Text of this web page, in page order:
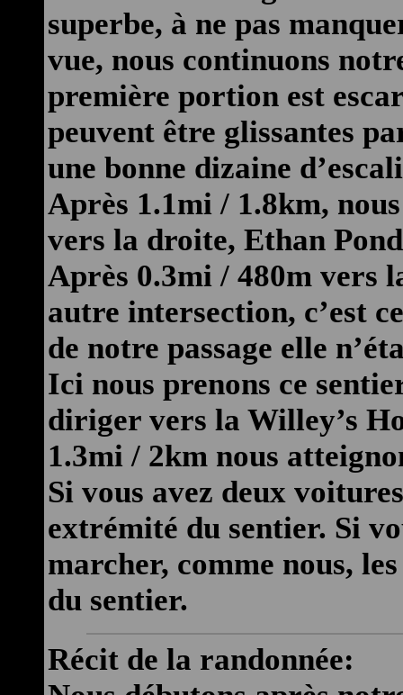
superbe, à ne pas
vue, nous continuons
première portion est
peuvent être glissantes
une bonne dizaine
Après 1.1mi / 1.8km,
vers la droite, Ethan
Après 0.3mi / 480m vers
autre intersection, c’est
de notre passage elle
Ici nous prenons ce
diriger vers la Willey’s
1.3mi / 2km nous
Si vous avez deux
extrémité du sentier. Si
marcher, comme nous,
du sentier.
Récit de la randonnée: